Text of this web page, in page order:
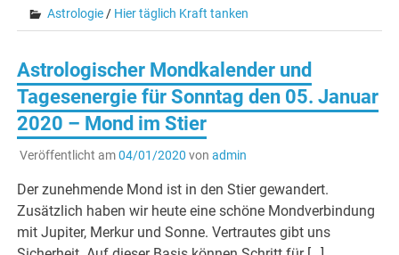
Astrologie / Hier täglich Kraft tanken
Astrologischer Mondkalender und
Tagesenergie für Sonntag den 05. Januar
2020 – Mond im Stier
Veröffentlicht am04/01/2020 von admin
Der zunehmende Mond ist in den Stier gewandert.
Zusätzlich haben wir heute eine schöne Mondverbindung
mit Jupiter, Merkur und Sonne. Vertrautes gibt uns